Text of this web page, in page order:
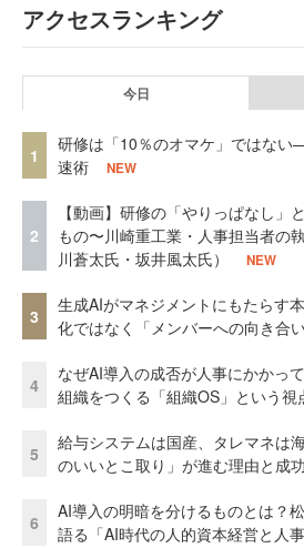
アクセスランキング
今日
1
研修は「10％のオマケ」ではな
速術
NEW
2
【動画】研修の「やりっぱなし」
もの〜川崎重工業・人事担当者の
川蒼太氏・坂井風太氏）
NEW
3
生成AIがマネジメントにもたらす
化ではなく「メンバーへの向き合い
4
なぜAI導入の成否が人事にかかっ
組織をつくる「組織OS」という視
5
給与システムは国産、タレマネ
のいいとこ取り」が進む理由と成
6
AI導入の明暗を分けるものとは？
語る「AI時代の人的資本経営と人事